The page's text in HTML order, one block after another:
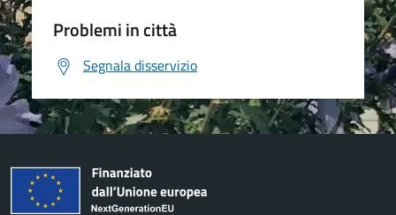
Problemi in città
Segnala disservizio